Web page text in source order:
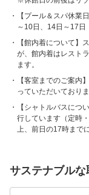
【プール＆スパ休業
～10日、14日～17日
【館内着について】
が、館内着はレスト
ます。
【客室までのご案内
っていただいており
【シャトルバスにつ
行しています（定時
上、前日の17時まで
サステナブルな